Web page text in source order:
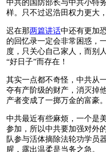
中共的国防部长与中共小特
样。只不过迟浩田权力更大
迟在那两篇讲话中还有更加
的回忆录一定会非常困惑，
度，只关心自己家人，而别
“好日子”而存在！
其实一点都不奇怪，中共从
夺有产阶级的财产，消灭掉
产者变成了一掷万金的富豪。
中共最近有些麻烦，一个是
参加，所以中共要加强对外
队参与活体摘除法轮功学员
腥，露出温柔是当务之急。